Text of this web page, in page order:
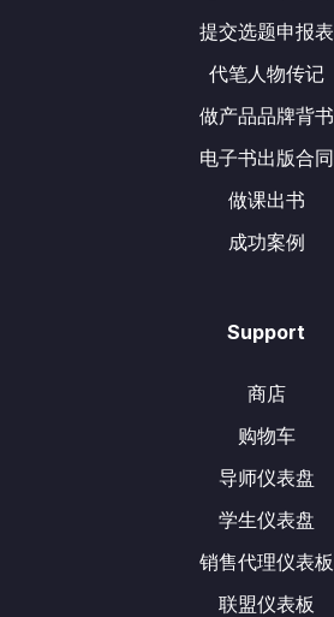
提交选题申报表
代笔人物传记
做产品品牌背书
电子书出版合同
做课出书
成功案例
Support
商店
购物车
导师仪表盘
学生仪表盘
销售代理仪表板
联盟仪表板